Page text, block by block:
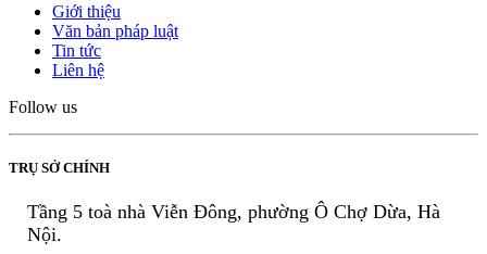
Giới thiệu
Văn bản pháp luật
Tin tức
Liên hệ
Follow us
TRỤ SỞ CHÍNH
Tầng 5 toà nhà Viễn Đông, phường Ô Chợ Dừa, Hà
Nội.